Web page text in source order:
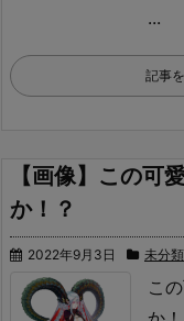
...
記事
【画像】この可
か！？
2022年9月3日 未分類
こ